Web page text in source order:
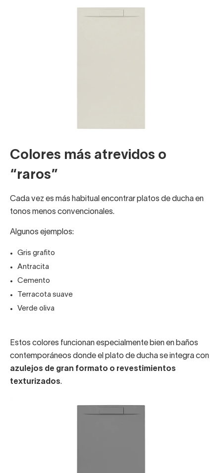
Colores más atrevidos o
“raros”
Cada vez es más habitual encontrar platos de ducha en
tonos menos convencionales.
Algunos ejemplos:
Gris grafito
Antracita
Cemento
Terracota suave
Verde oliva
Estos colores funcionan especialmente bien en baños
contemporáneos donde el plato de ducha se integra con
azulejos de gran formato o revestimientos
texturizados.